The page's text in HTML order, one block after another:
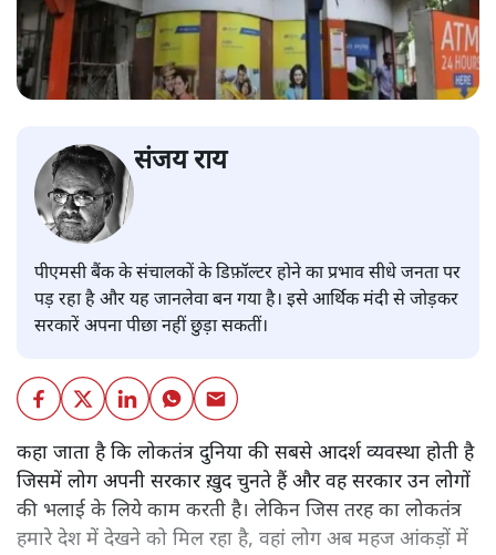
संजय राय
पीएमसी बैंक के संचालकों के डिफ़ॉल्टर होने का प्रभाव सीधे जनता पर
पड़ रहा है और यह जानलेवा बन गया है। इसे आर्थिक मंदी से जोड़कर
सरकारें अपना पीछा नहीं छुड़ा सकतीं।
कहा जाता है कि लोकतंत्र दुनिया की सबसे आदर्श व्यवस्था होती है
जिसमें लोग अपनी सरकार ख़ुद चुनते हैं और वह सरकार उन लोगों
की भलाई के लिये काम करती है। लेकिन जिस तरह का लोकतंत्र
हमारे देश में देखने को मिल रहा है, वहां लोग अब महज आंकड़ों में